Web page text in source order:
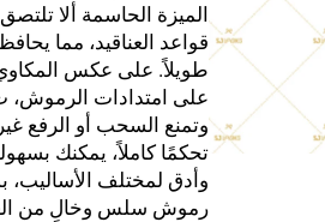
الميزة الحاسمة ألا
قواعد العناقيد، مما
طويلاً. على عكس المكاوي
وتمنع السحب أو الرفع
تحكمًا كاملاً، يمكنك
وأدق لمختلف
رموش سلس وخالٍ من